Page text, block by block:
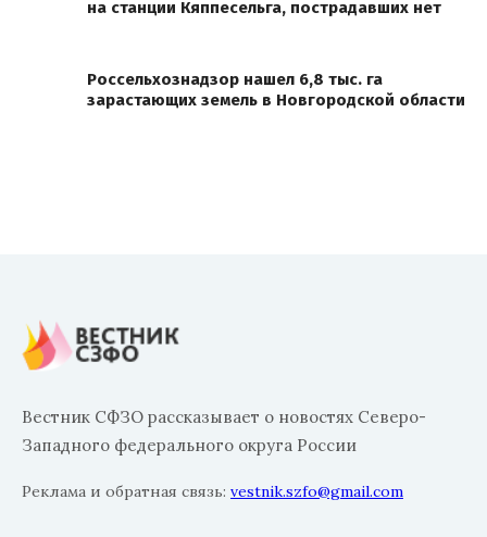
на станции Кяппесельга, пострадавших нет
Россельхознадзор нашел 6,8 тыс. га
зарастающих земель в Новгородской области
Вестник СФЗО рассказывает о новостях Северо-
Западного федерального округа России
Реклама и обратная связь: vestnik.szfo@gmail.com